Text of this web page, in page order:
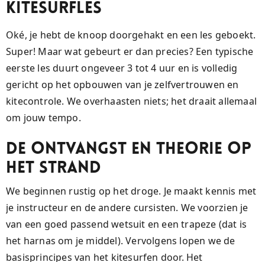
Kitesurfles
Oké, je hebt de knoop doorgehakt en een les geboekt.
Super! Maar wat gebeurt er dan precies? Een typische
eerste les duurt ongeveer 3 tot 4 uur en is volledig
gericht op het opbouwen van je zelfvertrouwen en
kitecontrole. We overhaasten niets; het draait allemaal
om jouw tempo.
De Ontvangst en Theorie op
het Strand
We beginnen rustig op het droge. Je maakt kennis met
je instructeur en de andere cursisten. We voorzien je
van een goed passend wetsuit en een trapeze (dat is
het harnas om je middel). Vervolgens lopen we de
basisprincipes van het kitesurfen door. Het